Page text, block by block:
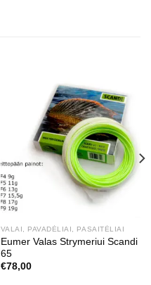
VALAI, PAVADĖLIAI, PASAITĖLIAI
Eumer Valas Strymeriui Scandi
65
€78,00